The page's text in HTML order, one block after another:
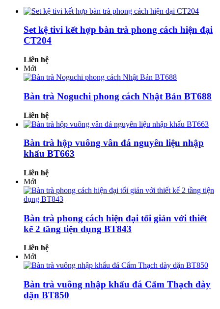
Set kệ tivi kết hợp bàn trà phong cách hiện đại
CT204
Liên hệ
Mới
Bàn trà Noguchi phong cách Nhật Bản BT688
Liên hệ
Bàn trà hộp vuông vân đá nguyên liệu nhập
khẩu BT663
Liên hệ
Mới
Bàn trà phong cách hiện đại tối giản với thiết
kế 2 tầng tiện dụng BT843
Liên hệ
Mới
Bàn trà vuông nhập khẩu đá Cẩm Thạch dày
dặn BT850